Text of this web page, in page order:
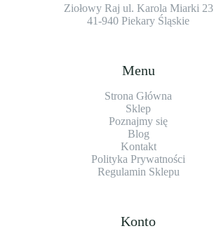
Ziołowy Raj ul. Karola Miarki 23
41-940 Piekary Śląskie
Menu
Strona Główna
Sklep
Poznajmy się
Blog
Kontakt
Polityka Prywatności
Regulamin Sklepu
Konto